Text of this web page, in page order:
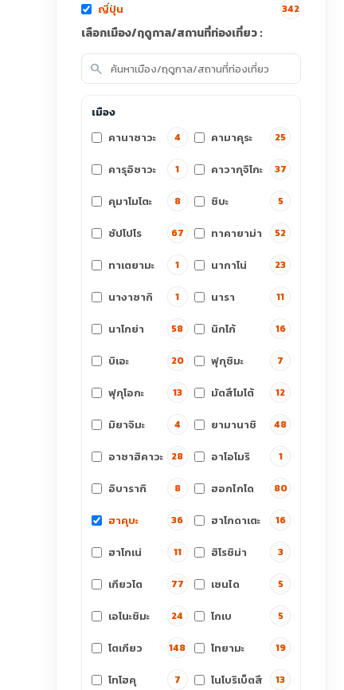
ญี่ปุ่น 342
เลือกเมือง/ฤดูกาล/สถานที่ท่องเที่ยว :
search
เมือง
คานาซาวะ
4 คามาคุระ 25
คารุอิซาวะ 1 คาวากุจิโกะ 37
คุมาโมโตะ 8 ชิบะ 5
ซัปโปโร 67 ทาคายาม่า 52
ทาเตยามะ 1 นากาโน่ 23
นางาซากิ 1 นารา 11
นาโกย่า 58 นิกโก้ 16
บิเอะ 20 ฟุกุชิมะ 7
ฟุกุโอกะ 13 มัตสึโมโต้ 12
มิยาจิมะ 4 ยามานาชิ 48
อาซาฮิคาวะ 28 อาโอโมริ 1
อิบารากิ 8 ฮอกไกโด 80
ฮาคุบะ 36 ฮาโกดาเตะ 16
ฮาโกเน่ 11 ฮิโรชิม่า 3
เกียวโต 77 เซนได 5
เอโนะชิมะ 24 โกเบ 5
โตเกียว 148 โทยามะ 19
โทโฮคุ 7 โนโบริเบ็ตสึ 13